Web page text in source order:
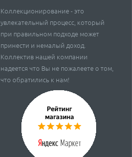
Коллекционирование - это
увлекательный процесс, который
при правильном подходе может
принести и немалый доход.
Коллектив нашей компании
надеется что Вы не пожалеете о том,
что обратились к нам!